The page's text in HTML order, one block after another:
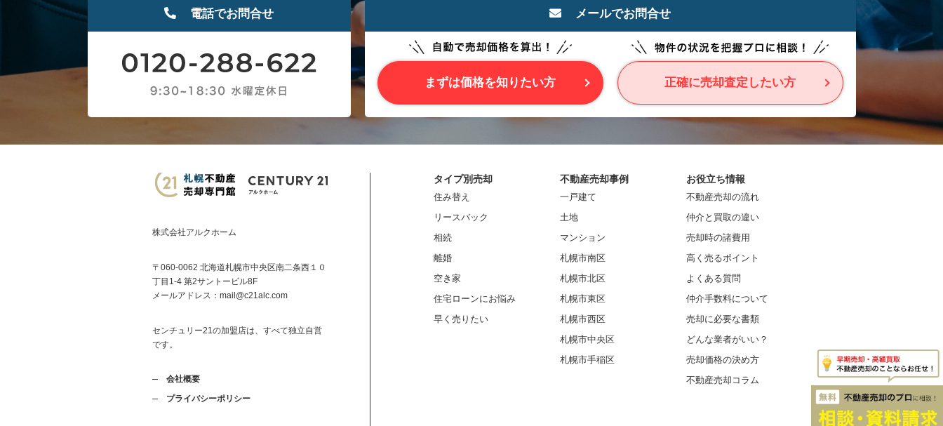
電話でお問合せ メールでお問合せ
まずは価格を知りたい方 正確に売却査定したい方
株式会社アルクホーム
〒060-0062 北海道札幌市中央区南二条西１０
丁目1-4 第2サントービル8F
メールアドレス： mail@c21alc.com
センチュリー21の加盟店は、すべて独立自営
です。
会社概要
プライバシーポリシー
タイプ別売却
住み替え
リースバック
相続
離婚
空き家
住宅ローンにお悩み
早く売りたい
不動産売却事例
一戸建て
土地
マンション
札幌市南区
札幌市北区
札幌市東区
札幌市西区
札幌市中央区
札幌市手稲区
お役立ち情報
不動産売却の流れ
仲介と買取の違い
売却時の諸費用
高く売るポイント
よくある質問
仲介手数料について
売却に必要な書類
どんな業者がいい？
売却価格の決め方
不動産売却コラム